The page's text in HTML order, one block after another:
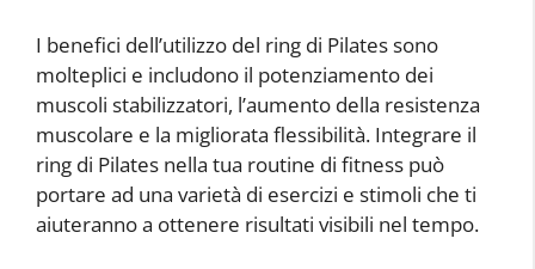
I benefici dell’utilizzo del ring di Pilates sono
molteplici e includono il potenziamento dei
muscoli stabilizzatori, l’aumento della resistenza
muscolare e la migliorata flessibilità. Integrare il
ring di Pilates nella tua routine di fitness può
portare ad una varietà di esercizi e stimoli che ti
aiuteranno a ottenere risultati visibili nel tempo.